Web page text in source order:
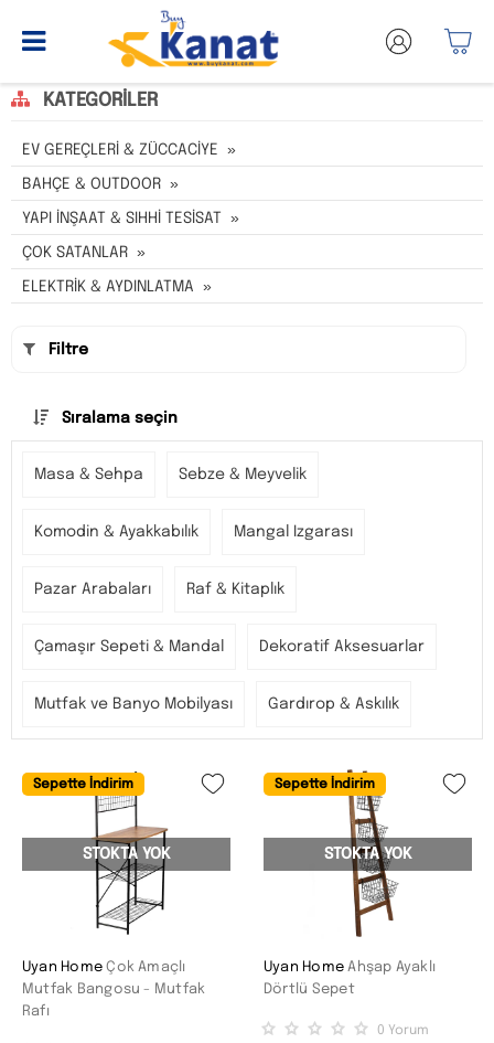
KATEGORILER
EV GEREÇLERİ & ZÜCCACİYE
BAHÇE & OUTDOOR
YAPI İNŞAAT & SIHHİ TESİSAT
ÇOK SATANLAR
ELEKTRİK & AYDINLATMA
Filtre
Sıralama seçin
Masa & Sehpa Sebze & Meyvelik
Komodin & Ayakkabılık Mangal Izgarası
Pazar Arabaları Raf & Kitaplık
Çamaşır Sepeti & Mandal Dekoratif Aksesuarlar
Mutfak ve Banyo Mobilyası Gardırop & Askılık
Sepette İndirim
STOKTA YOK
Uyan Home Çok Amaçlı
Mutfak Bangosu - Mutfak
Rafı
Sepette İndirim
STOKTA YOK
Uyan Home Ahşap Ayaklı
Dörtlü Sepet
0 Yorum